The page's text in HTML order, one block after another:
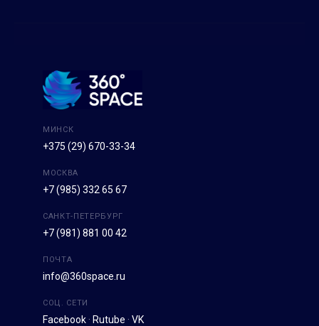
МИНСК
+375 (29) 670-33-34
МОСКВА
+7 (985) 332 65 67
САНКТ-ПЕТЕРБУРГ
+7 (981) 881 00 42
ПОЧТА
info@360space.ru
СОЦ. СЕТИ
Facebook · Rutube · VK